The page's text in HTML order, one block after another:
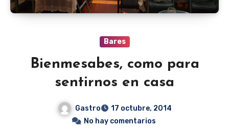
Bares
Bienmesabes, como para
sentirnos en casa
Gastro
17 octubre, 2014
No hay comentarios